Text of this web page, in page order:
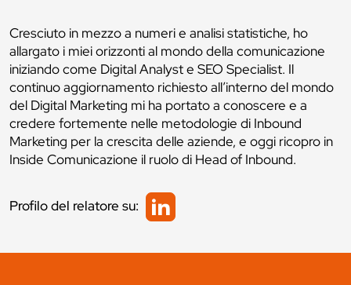
Cresciuto in mezzo a numeri e analisi statistiche, ho
allargato i miei orizzonti al mondo della comunicazione
iniziando come Digital Analyst e SEO Specialist. Il
continuo aggiornamento richiesto all’interno del mondo
del Digital Marketing mi ha portato a conoscere e a
credere fortemente nelle metodologie di Inbound
Marketing per la crescita delle aziende, e oggi ricopro in
Inside Comunicazione il ruolo di Head of Inbound.
Profilo del relatore su: